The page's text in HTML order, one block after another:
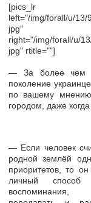
[pics_lr
left="/img/forall/u/
right="/img/forall/u/
jpg" rtitle=""]
— За более чем
поколение
по вашему
городом, даже
— Если человек
родной землёй
приоритетов, то
личный способ
воспоминания,